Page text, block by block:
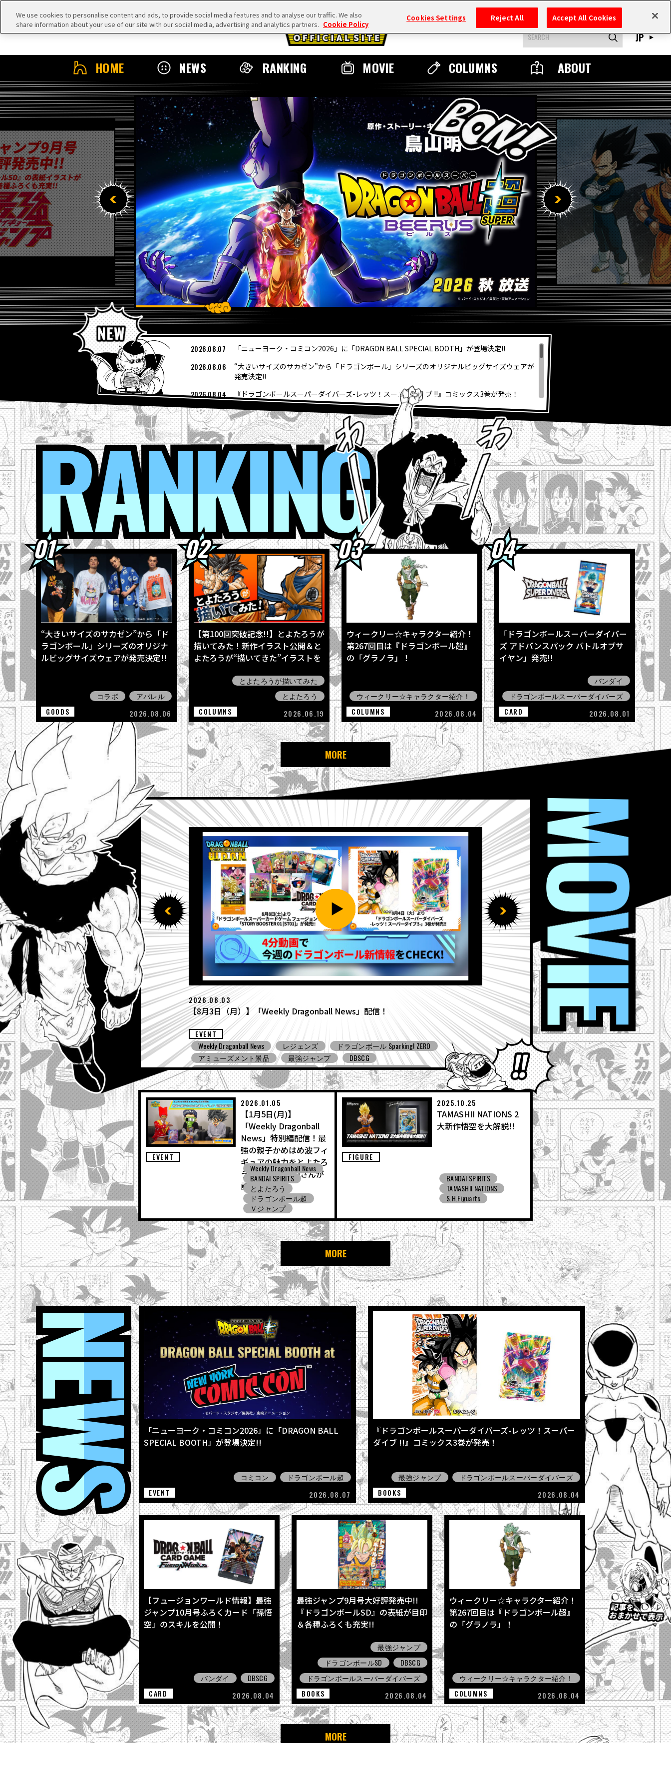
HOME NEWS RANKING MOVIE COLUMNS ABOUT
JP
PICKUP
2026.08.07 「ニューヨーク・コミコン2026」に「DRAGON BALL SPECIAL BOOTH」が登場決定!!
2026.08.06
“大きいサイズのサカゼン”から「ドラゴンボール」シリーズのオリジナルビッグサイズウェアが
発売決定!!
2026.08.04 『ドラゴンボールスーパーダイバーズ-レッツ！スーパーダイブ !!』コミックス3巻が発売！
2026.08.04 【フュージョンワールド情報】最強ジャンプ10月号ふろくカード「孫悟空」のスキルを公開！
2026.08.04 ウィークリー☆キャラクター紹介！第267回目は『ドラゴンボール超』の「グラノラ」！
2026.08.04 最強ジャンプ9月号大好評発売中!! 『ドラゴンボールSD』の表紙が目印＆各種ふろくも充実!!
2026.08.03 【8月3日（月）】「Weekly Dragonball News」配信！
2026.08.03 「BLOOD OF SAIYANS」シリーズ最新作に「超サイヤ人孫悟空」登場！
2026.08.01 「ジャンプビクトリーカーニバル2026」の「ドラゴンボール」企画をレポート！
2026.08.01 「ドラゴンボールスーパーダイバーズ アドバンスパック バトルオブサイヤン」発売!!
RANKING
“大きいサイズのサカゼン”から「ド
ラゴンボール」シリーズのオリジナ
ルビッグサイズウェアが発売決定!!
コラボ
アパレル
GOODS
2026.08.06
【第100回突破記念!!】とよたろうが
描いてみた！新作イラスト公開＆と
よたろうが“描いてきた”イラストを
とよたろうが描いてみた
とよたろう
COLUMNS
2026.06.19
ウィークリー☆キャラクター紹介！
第267回目は『ドラゴンボール超』
の「グラノラ」！
ウィークリー☆キャラクター紹介！
COLUMNS
2026.08.04
「ドラゴンボールスーパーダイバー
ズ アドバンスパック バトルオブサ
イヤン」発売!!
バンダイ
ドラゴンボールスーパーダイバーズ
CARD
2026.08.01
MORE
ZERO
バース３
2026.07.27
【7月27日（月）】「Weekly Dragonball News」配信！
EVENT
Weekly Dragonball News
食玩 Ｖジャンプ
DBSCG
ドラゴンボールスーパーダイバーズ
ドラゴンボール ゼノバース３
ドラゴンボール ゲキシン スクアドラ
BNE Grandista
BLOOD OF SAIYANS
アミューズメント景品
バンプレスト コミコン
とよたろうが描いてみた
ドラゴンボール Sparking! ZERO
ガシャポン バンダイ
【7月20日（月）】「
EVENT
Weekly Dragonball News
ワールドコレクタブルフ
アミューズメント景品
ドラゴンボール ゲキシ
DBSCG
食玩
とよたろうが描いてみた
EVENT
2026.01.05
【1月5日(月)】
「Weekly Dragonball
News」特別編配信！最
強の親子かめはめ波フィ
ギュアの魅力をとよたろ
う先生＆VAROQさんが
語る!!
Weekly Dragonball News
BANDAI SPIRITS
とよたろう
ドラゴンボール超
Ｖジャンプ
FIGURE
2025.10.25
TAMASHII NATIONS 2
大新作悟空を大解説!!
BANDAI SPIRITS
TAMASHII NATIONS
S.H.Figuarts
MORE
NEWS
「ニューヨーク・コミコン2026」に「DRAGON BALL
SPECIAL BOOTH」が登場決定!!
コミコン
ドラゴンボール超
EVENT
2026.08.07
『ドラゴンボールスーパーダイバーズ-レッツ！スーパー
ダイブ !!』コミックス3巻が発売！
最強ジャンプ
ドラゴンボールスーパーダイバーズ
BOOKS
2026.08.04
【フュージョンワールド情報】最強
ジャンプ10月号ふろくカード「孫悟
空」のスキルを公開！
バンダイ
DBSCG
CARD
2026.08.04
最強ジャンプ9月号大好評発売中!!
『ドラゴンボールSD』の表紙が目印
＆各種ふろくも充実!!
最強ジャンプ
ドラゴンボールSD
DBSCG
ドラゴンボールスーパーダイバーズ
BOOKS
2026.08.04
ウィークリー☆キャラクター紹介！
第267回目は『ドラゴンボール超』
の「グラノラ」！
ウィークリー☆キャラクター紹介！
COLUMNS
2026.08.04
MORE
We use cookies to personalise content and ads, to provide social media features and to analyse our traffic. We also
share information about your use of our site with our social media, advertising and analytics partners. Cookie Policy
Cookies Settings Reject All Accept All Cookies